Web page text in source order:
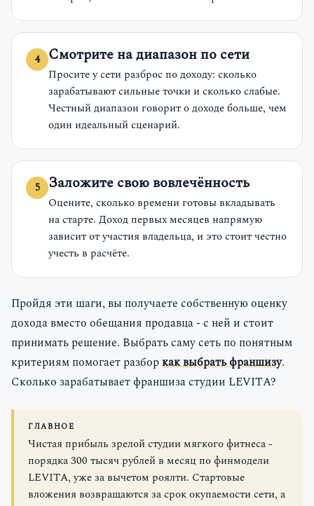
Смотрите на диапазон по сети
Просите у сети разброс по доходу: сколько
зарабатывают сильные точки и сколько слабые.
Честный диапазон говорит о доходе больше, чем
один идеальный сценарий.
Заложите свою вовлечённость
Оцените, сколько времени готовы вкладывать
на старте. Доход первых месяцев напрямую
зависит от участия владельца, и это стоит честно
учесть в расчёте.
Пройдя эти шаги, вы получаете собственную оценку
дохода вместо обещания продавца - с ней и стоит
принимать решение. Выбрать саму сеть по понятным
критериям помогает разбор как выбрать франшизу.
Сколько зарабатывает франшиза студии LEVITA?
ГЛАВНОЕ
Чистая прибыль зрелой студии мягкого фитнеса -
порядка 300 тысяч рублей в месяц по финмодели
LEVITA, уже за вычетом роялти. Стартовые
вложения возвращаются за срок окупаемости сети, а